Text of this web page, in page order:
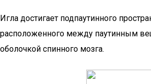
Игла достигает подпаутинного
расположенного между паутинным
оболочкой спинного мозга.